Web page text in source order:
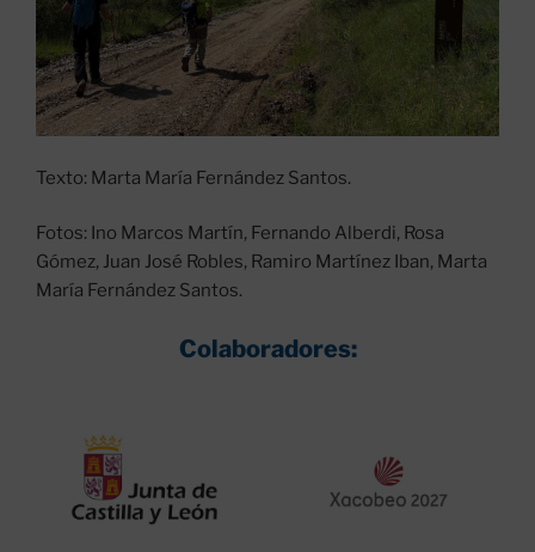
Texto: Marta María Fernández Santos.
Fotos: Ino Marcos Martín, Fernando Alberdi, Rosa
Gómez, Juan José Robles, Ramiro Martínez Iban, Marta
María Fernández Santos.
Colaboradores: